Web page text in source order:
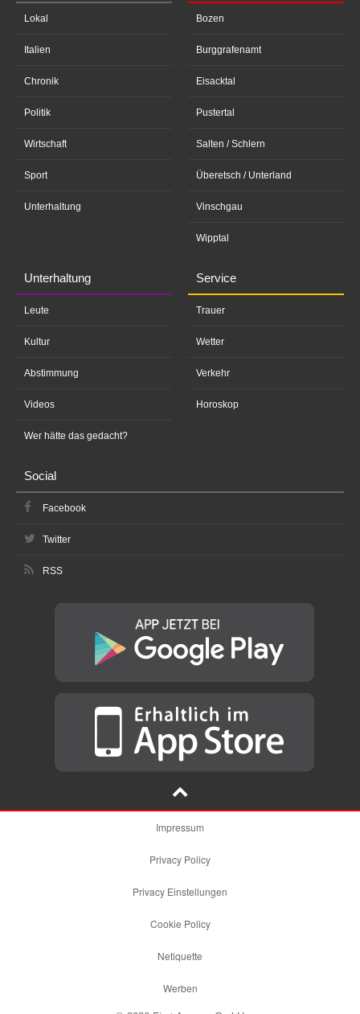
Lokal
Italien
Chronik
Politik
Wirtschaft
Sport
Unterhaltung
Bozen
Burggrafenamt
Eisacktal
Pustertal
Salten / Schlern
Überetsch / Unterland
Vinschgau
Wipptal
Unterhaltung
Leute
Kultur
Abstimmung
Videos
Wer hätte das gedacht?
Service
Trauer
Wetter
Verkehr
Horoskop
Social
Facebook
Twitter
RSS
Impressum
Privacy Policy
Privacy Einstellungen
Cookie Policy
Netiquette
Werben